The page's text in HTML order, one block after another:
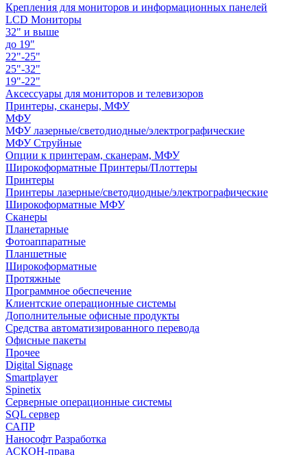
Крепления для мониторов и информационных панелей
LCD Мониторы
32" и выше
до 19"
22"-25"
25"-32"
19"-22"
Аксессуары для мониторов и телевизоров
Принтеры, сканеры, МФУ
МФУ
МФУ лазерные/светодиодные/электрографические
МФУ Струйные
Опции к принтерам, сканерам, МФУ
Широкоформатные Принтеры/Плоттеры
Принтеры
Принтеры лазерные/светодиодные/электрографические
Широкоформатные МФУ
Сканеры
Планетарные
Фотоаппаратные
Планшетные
Широкоформатные
Протяжные
Программное обеспечение
Клиентские операционные системы
Дополнительные офисные продукты
Средства автоматизированного перевода
Офисные пакеты
Прочее
Digital Signage
Smartplayer
Spinetix
Серверные операционные системы
SQL сервер
САПР
Нанософт Разработка
АСКОН-права